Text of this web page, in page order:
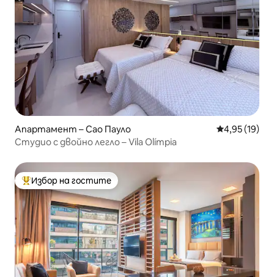
Апартамент – Сао Пауло Средна
4,95 (19)
Студио с двойно легло – Vila Olímpia
Най-популярен избор на гостите
Избор на гостите